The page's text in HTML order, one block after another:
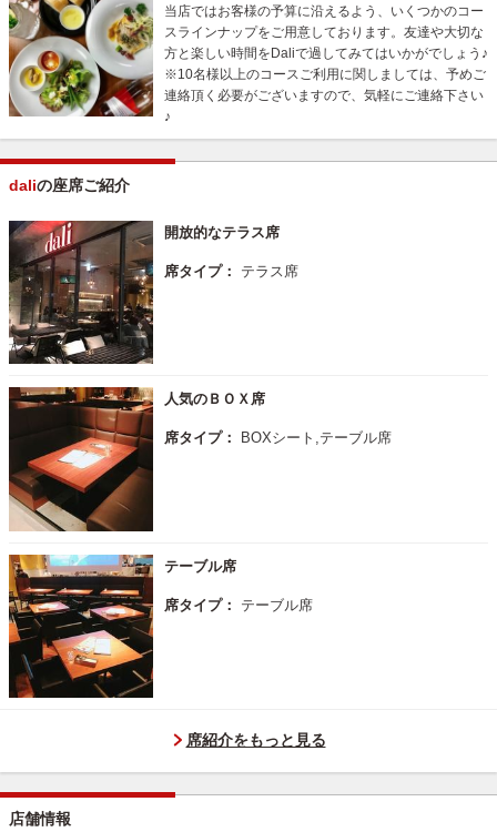
当店ではお客様の予算に沿えるよう、いくつかのコー
スラインナップをご用意しております。友達や大切な
方と楽しい時間をDaliで過してみてはいかがでしょう♪
※10名様以上のコースご利用に関しましては、予めご
連絡頂く必要がございますので、気軽にご連絡下さい
♪
daliの座席ご紹介
開放的なテラス席
席タイプ： テラス席
人気のＢＯＸ席
席タイプ： BOXシート,テーブル席
テーブル席
席タイプ： テーブル席
席紹介をもっと見る
店舗情報